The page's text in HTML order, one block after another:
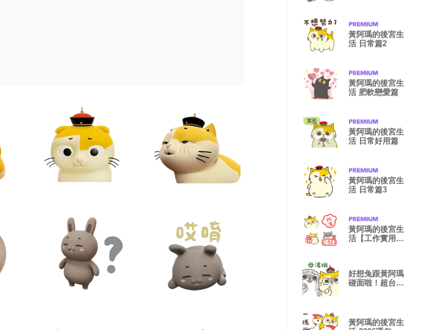
黃阿瑪的後宮生
活 日常篇2
黃阿瑪的後宮生
活 肥軟戀愛篇
黃阿瑪的後宮生
活 日常好用篇
黃阿瑪的後宮生
活 日常篇3
黃阿瑪的後宮生
活【工作實用】
好想兔跟黃阿瑪
碰面啦！超台復
黃阿瑪的後宮生